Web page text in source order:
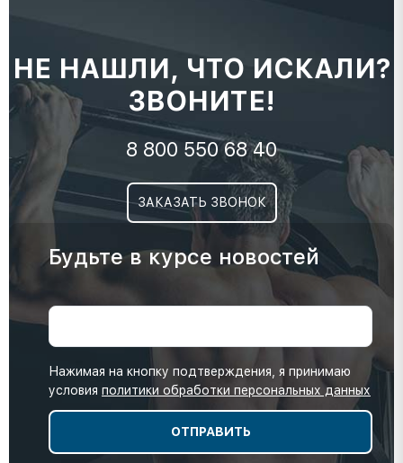
НЕ НАШЛИ, ЧТО ИСКАЛИ?
ЗВОНИТЕ!
8 800 550 68 40
ЗАКАЗАТЬ ЗВОНОК
Будьте в курсе новостей
Нажимая на кнопку подтверждения, я принимаю
условия политики обработки персональных данных